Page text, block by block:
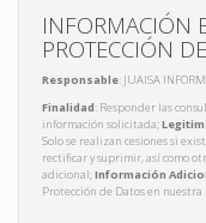
INFORMACIÓN
PROTECCIÓN
Responsable: JUAISA
Finalidad: Responder las
información solicitada;
Solo se realizan cesiones si
rectificar y suprimir, así como
adicional;Información
Protección de Datos en nuestra